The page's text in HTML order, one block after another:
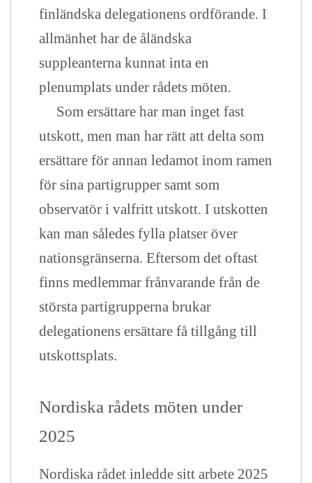
finländska delegationens ordförande. I
allmänhet har de åländska
suppleanterna kunnat inta en
plenumplats under rådets möten.
Som ersättare har man inget fast
utskott, men man har rätt att delta som
ersättare för annan ledamot inom ramen
för sina partigrupper samt som
observatör i valfritt utskott. I utskotten
kan man således fylla platser över
nationsgränserna. Eftersom det oftast
finns medlemmar frånvarande från de
största partigrupperna brukar
delegationens ersättare få tillgång till
utskottsplats.
Nordiska rådets möten under
2025
Nordiska rådet inledde sitt arbete 2025